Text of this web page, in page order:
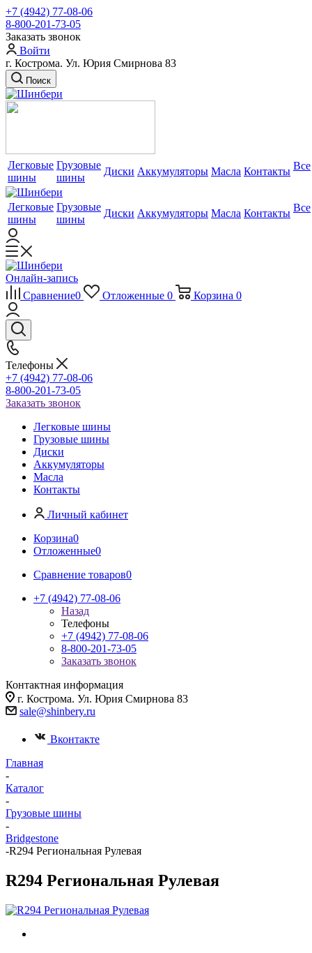
+7 (4942) 77-08-06
8-800-201-73-05
Заказать звонок
Войти
г. Кострома. Ул. Юрия Смирнова 83
Поиск
Легковые
шины
Грузовые
шины
Диски Аккумуляторы Масла Контакты Все
Легковые
шины
Грузовые
шины
Диски Аккумуляторы Масла Контакты Все
Онлайн-запись
Сравнение0 Отложенные 0 Корзина 0
Телефоны
+7 (4942) 77-08-06
8-800-201-73-05
Заказать звонок
Легковые шины
Грузовые шины
Диски
Аккумуляторы
Масла
Контакты
Личный кабинет
Корзина0
Отложенные0
Сравнение товаров0
+7 (4942) 77-08-06
Назад
Телефоны
+7 (4942) 77-08-06
8-800-201-73-05
Заказать звонок
Контактная информация
г. Кострома. Ул. Юрия Смирнова 83
sale@shinbery.ru
Вконтакте
Главная
-
Каталог
-
Грузовые шины
-
Bridgestone
-R294 Региональная Рулевая
R294 Региональная Рулевая